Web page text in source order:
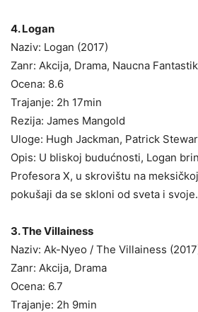
4. Logan
Naziv: Logan (2017)
Zanr: Akcija, Drama, Naucna
Ocena: 8.6
Trajanje: 2h 17min
Rezija: James Mangold
Uloge: Hugh Jackman, Patrick
Opis: U bliskoj budućnosti, Logan
Profesora X, u skrovištu na
pokušaji da se skloni od sveta i
3. The Villainess
Naziv: Ak-Nyeo / The Villainess
Zanr: Akcija, Drama
Ocena: 6.7
Trajanje: 2h 9min